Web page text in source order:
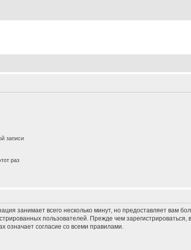
записи
раз
занимает всего несколько минут, но предоставляет вам
пользователей. Прежде чем зарегистрироваться,
согласие со всеми правилами.